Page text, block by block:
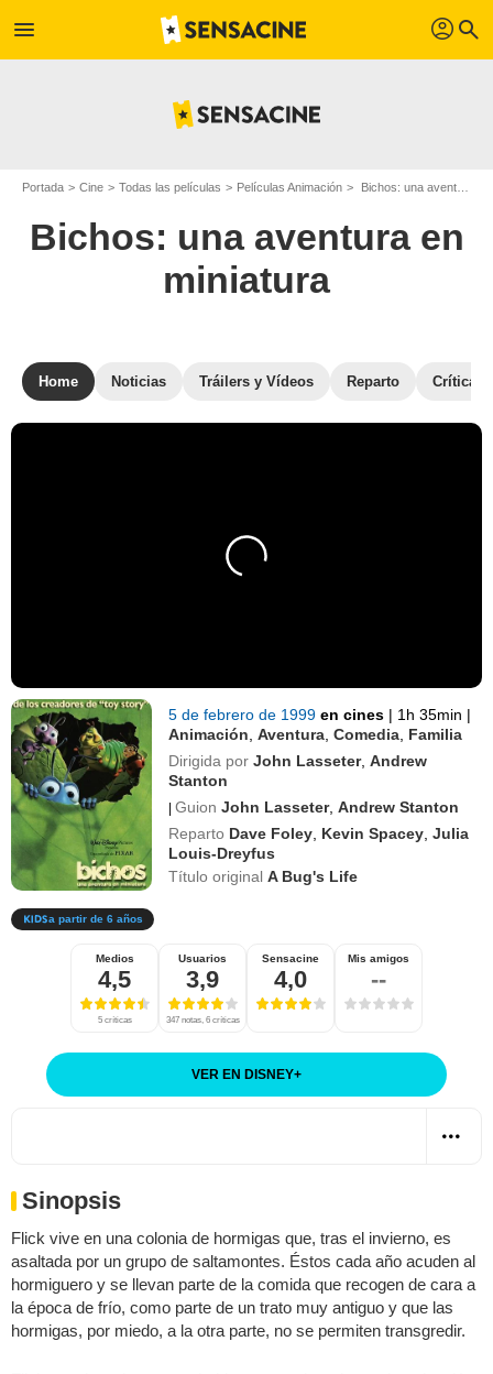
menu profil search
Portada Cine Todas las películas Películas Animación Bichos: una aventura en miniatura
Bichos: una aventura en
miniatura
Home Noticias Tráilers y Vídeos Reparto Críticas
5 de febrero de 1999en cines | 1h 35min |
Animación ,Aventura ,Comedia Familia
Dirigida por John Lasseter,Andrew
Stanton
| Guion John Lasseter,Andrew Stanton
Reparto Dave Foley Kevin Spacey ,Julia
Louis-Dreyfus
Título originalA Bug's Life
a partir de 6 años
Medios
4,5
5 críticas
Usuarios
3,9
347 notas, 6 críticas
Sensacine
4,0
Mis amigos
--
VER EN DISNEY+
Sinopsis
Flick vive en una colonia de hormigas que, tras el invierno, es
asaltada por un grupo de saltamontes. Éstos cada año acuden al
hormiguero y se llevan parte de la comida que recogen de cara a
la época de frío, como parte de un trato muy antiguo y que las
hormigas, por miedo, a la otra parte, no se permiten transgredir.